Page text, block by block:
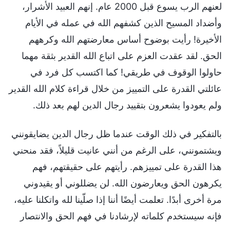
لعنهم الرب يسوع قبل 2000 عام. إنهم العبيد الأشرار،
وأضداد المسيح الذين كشفهم الله في عمله في الأيام
الأخيرة! رأيت بوضوح أساس معارضتهم الله وكرههم
الحق. لقد عقدت العزم على اتباع الله القدير بثقة مهما
حاولوا الوقوف في طريقي! كما اكتسب كل فرد في
عائلتي القدرة على التمييز من خلال قراءة كلام الله القدير
ولم يعودوا يشعرون بتقييد رجال الدين لهم بعد ذلك.
بالتفكير في ذلك الوقت عندما ظل رجال الدين يضايقونني
ويشتمونني، على الرغم من أنني عانيت قليلاً، فقد منحني
هذا القدرة على تمييزهم. رأيتهم على حقيقتهم، فهم
يكرهون الحق ويعارضون الله. لن يضللوني أو يقيدوني
مرة أخرى أبدًا. تعلمت أيضًا أننا إذا صلّينا لله واتكلنا عليه،
فإنه سيستخدم كلماته لإرشادنا في فهم الحق والانتصار